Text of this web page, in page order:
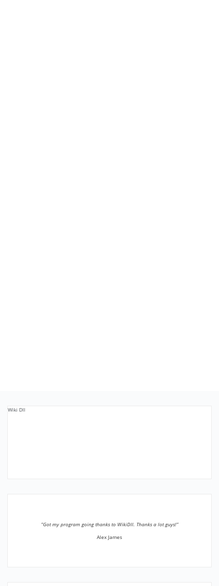
Wiki Dll
”Got my program going thanks to WikiDll. Thanks a lot guys!”
Alex James